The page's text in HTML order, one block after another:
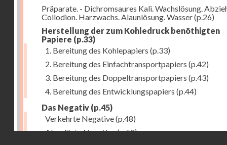
Präparate. - Dichromsaures Kali. Wachslösung.
Collodion. Harzwachs. Alaunlösung. Wasser(p.26)
Herstellung der zum Kohledruck benöthigten
Papiere (p.33)
1. Bereitung des Kohlepapiers (p.33)
2. Bereitung des Einfachtransportpapiers (p.42)
3. Bereitung des Doppeltransportpapiers (p.43)
4. Bereitung des Entwicklungspapiers (p.44)
Das Negativ (p.45)
Verkehrte Negative(p.48)
Abgelöste Negative(p.50)